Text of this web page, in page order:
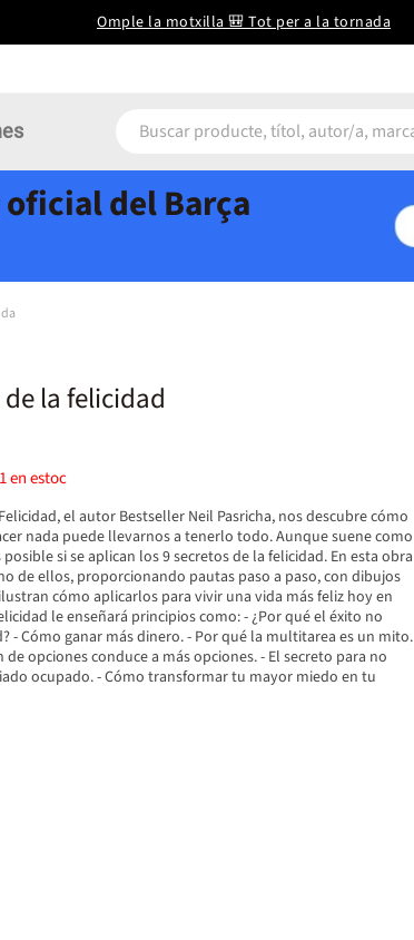
Omple la motxilla 🎒 Tot per a la tornada
del Barça
la felicidad
1en estoc
el autor Bestseller Neil Pasricha, nos descubre cómo
nada puede llevarnos a tenerlo todo. Aunque suene como
si se aplican los 9 secretos de la felicidad. En esta obra
de ellos, proporcionando pautas paso a paso, con dibujos
cómo aplicarlos para vivir una vida más feliz hoy en
le enseñará principios como: - ¿Por qué el éxito no
- Cómo ganar más dinero. - Por qué la multitarea es un mito.
opciones conduce a más opciones. - El secreto para no
ocupado. - Cómo transformar tu mayor miedo en tu